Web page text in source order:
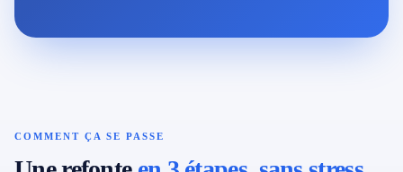
COMMENT ÇA SE PASSE